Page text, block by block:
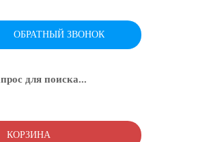
ОБРАТНЫЙ ЗВОНОК
КОРЗИНА